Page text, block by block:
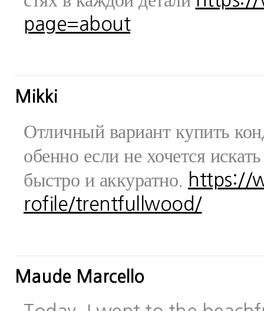
page=about
Mikki
Отличный вариант купить
обенно если не хочется
быстро и аккуратно.
https://
rofile/trentfullwood/
Maude Marcello